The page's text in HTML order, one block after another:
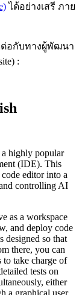
ได้อย่างเสรี ภาย
อกับทางผู้พัฒนา
:
highly popular
(IDE). This
editor into a
controlling AI
as a workspace
and deploy code
designed so that
there, you can
take charge of
tests on
either
a graphical user